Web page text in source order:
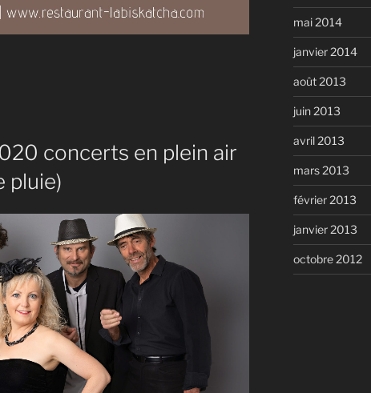
concerts en plein air
pluie)
mai 2014
janvier 2014
août 2013
juin 2013
avril 2013
mars 2013
février 2013
janvier 2013
octobre 2012